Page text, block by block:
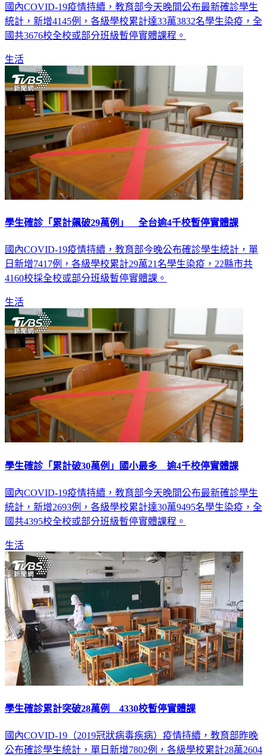
國內COVID-19疫情持續，教育部今天晚間公布最新確診學生
統計，新增4145例，各級學校累計達33萬3832名學生染疫，全
國共3676校全校或部分班級暫停實體課程。
生活
學生確診「累計飆破29萬例」 全台逾4千校暫停實體課
國內COVID-19疫情持續，教育部今晚公布確診學生統計，單
日新增7417例，各級學校累計29萬21名學生染疫，22縣市共
4160校採全校或部分班級暫停實體課。
生活
學生確診「累計破30萬例」國小最多 逾4千校停實體課
國內COVID-19疫情持續，教育部今天晚間公布最新確診學生
統計，新增2693例，各級學校累計達30萬9495名學生染疫，全
國共4395校全校或部分班級暫停實體課程。
生活
學生確診累計突破28萬例 4330校暫停實體課
國內COVID-19（2019冠狀病毒疾病）疫情持續，教育部昨晚
公布確診學生統計，單日新增7802例，各級學校累計28萬2604